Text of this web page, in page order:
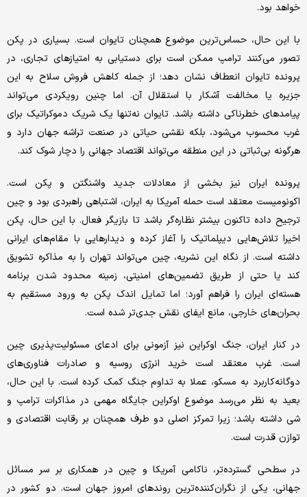
خواهد بود.
با این حال، حساس‌ترین موضوع همچنان تایوان است. بسیاری در پکن
تصور می‌کنند ترامپ ممکن است برای دستیابی به امتیازهای تجاری، در
پرونده تایوان انعطاف نشان دهد؛ از جمله کاهش فروش سلاح به این
جزیره یا مخالفت آشکار با استقلال آن. اما چنین رویکردی می‌تواند
پیامدهای خطرناکی داشته باشد. تایوان نه‌تنها یک شریک دموکراتیک برای
غرب محسوب می‌شود، بلکه نقشی حیاتی در صنعت تراشه جهان دارد و
هرگونه بی‌ثباتی در این منطقه می‌تواند اقتصاد جهانی را دچار شوک کند.
پرونده ایران نیز بخشی از معادلات جدید واشنگتن و پکن است.
اکونومیست معتقد است حمله آمریکا به ایران، اشتباهی راهبردی بود و چین
ترجیح داده تاکنون بیشتر نظاره‌گر باشد تا بازیگر فعال. با این حال، پکن
اخیرا تلاش‌هایی دیپلماتیک را آغاز کرده و دیدارهایی با مقام‌های ایرانی
داشته است. از نگاه این نشریه، چین می‌تواند تهران را به مذاکره تشویق
کند یا حتی از طریق تضمین‌های امنیتی، زمینه محدود شدن برنامه
هسته‌ای ایران را فراهم آورد؛ اما تمایل اندک پکن به ورود مستقیم به
بحران‌های خارجی، مانع ایفای نقش جدی‌تر شده است.
در کنار ایران، جنگ اوکراین نیز آزمونی برای ادعای مسئولیت‌پذیری چین
است. غرب معتقد است خرید انرژی روسیه و صادرات فناوری‌های
دوگانه‌کاربرد به مسکو، عملا به تداوم جنگ کمک کرده است. با این حال،
بعید به نظر می‌رسد موضوع اوکراین جایگاه مهمی در مذاکرات ترامپ و
شی داشته باشد؛ زیرا تمرکز اصلی دو طرف همچنان بر رقابت اقتصادی و
توازن قدرت است.
در سطحی گسترده‌تر، ناکامی آمریکا و چین در همکاری بر سر مسائل
جهانی، یکی از نگران‌کننده‌ترین روندهای امروز جهان است. دو کشور در